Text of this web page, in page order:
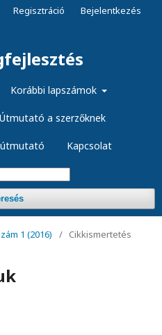
Korábbi lapszámok
Útmutató a szerzőknek
útmutató Kapcsolat
Regisztráció Bejelentkezés
1 (2016) / Cikkismertetés